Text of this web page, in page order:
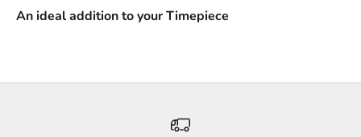
An ideal addition to your Timepiece